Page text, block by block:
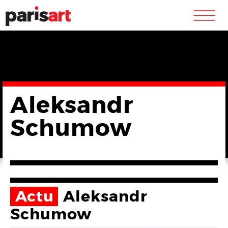
m
Aleksandr
Schumow
Actu Aleksandr
Schumow